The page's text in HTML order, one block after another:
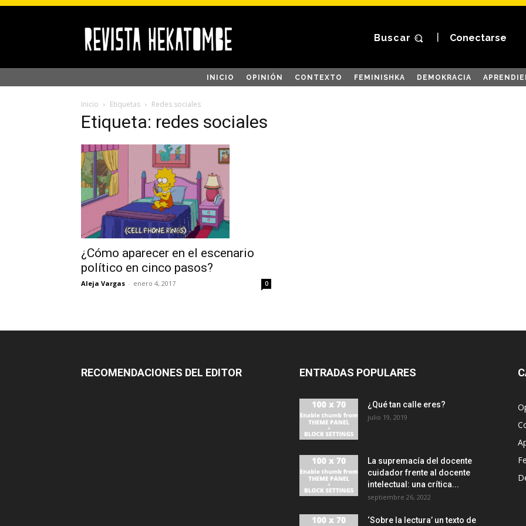
Buscar Conectarse
INICIO OPINIÓN CONTEXTO FEMINISHKA DEMOKRACIA
Inicio Etiquetas Redes sociales
Etiqueta: redes sociales
¿Cómo aparecer en el escenario
político en cinco pasos?
Aleja Vargas - enero 4, 2017 0
RECOMENDACIONES DEL EDITOR ENTRADAS POPULARES
¿Qué tan calle eres?
julio 19, 2019
La supremacía del docente
cuidador frente al docente
intelectual: una crítica...
septiembre 26, 2022
‘Sobre la lectura’ un texto de